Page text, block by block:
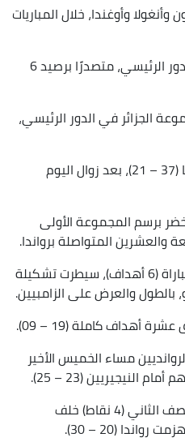
وأوغندا، خلال المباريات
وبذلك، تأهل منتخب مصر إلى الدور الرئيسي، متصدرًا برصيد 6
الجزائر في الدور الرئيسي،
وكان الخضر تجاوزوا منتخب زامبيا (37 – 21)، بعد زوال اليوم
برسم المجموعة الأولى
المتواصلة برواندا.
وعلى وقع تألق مداحي رجل المباراة (6 أهداف)، سيطرت تشكيلة
والعرض على الزامبيين.
أهداف كاملة (19 – 09).
مساء الخميس الأخير
وتأهل السباعي الجزائري، في الصف الثاني (4 نقاط) خلف